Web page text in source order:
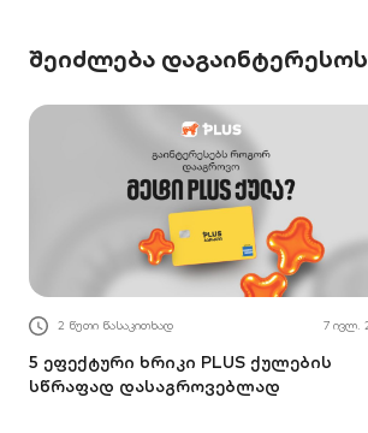
შეიძლება დაგაინტერესოს
2 წუთი წასაკითხად 7 ივლ.
5 ეფექტური ხრიკი PLUS ქულების
სწრაფად დასაგროვებლად